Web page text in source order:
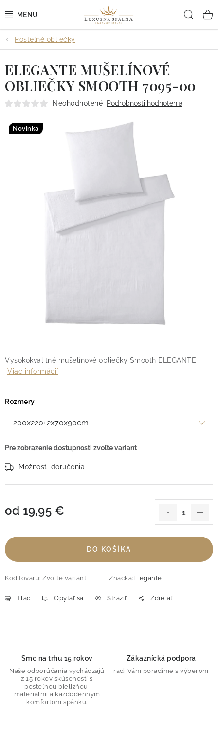
na
POSTEĽNÉ OBLIEČKY
POSTEĽNÉ PLACHTY
PREHOZY A PAPLÓNY
Doprava
Obchodné podmienky
Posteľné obliečky
Vysokokvalitné mušelínové obliečky Smooth ELEGANTE
Viac informácií
Rozmery
Možnosti doručenia
od 19,95 €
DO KOŠÍKA
Kód tovaru: Zvoľte variant Značka:Elegante
Tlač Opýtať sa Strážiť Zdieľať
ELEGANTE MUŠELÍNOVÉ
OBLIEČKY SMOOTH 7095-00
Neohodnotené Podrobnosti hodnotenia
Novinka
Sme na trhu 15 rokov
Naše odporúčania vychádzajú
z 15 rokov skúseností s
posteľnou bielizňou,
materiálmi a každodenným
komfortom spánku.
Zákaznícká podpora
radi Vám poradíme s výberom